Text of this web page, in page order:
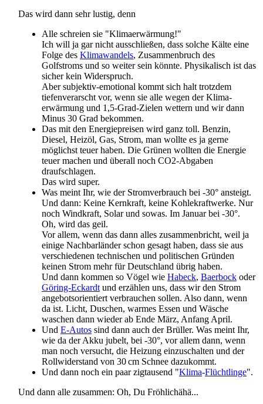
Das wird dann sehr lustig, denn
Alle schreien sie "Klimaerwärmung!"
Ich will ja gar nicht ausschließen, dass solche Kälte eine
Folge des Klimawandels, Zusammenbruch des
Golfstroms und so weiter sein könnte. Physikalisch ist das
sicher kein Widerspruch.
Aber subjektiv-emotional kommt sich halt trotzdem
tiefenverarscht vor, wenn sie alle wegen der Klima­
erwärmung und 1,5-Grad-Zielen wettern und wir dann
Minus 30 Grad bekommen.
Das mit den Energie­preisen wird ganz toll. Benzin,
Diesel, Heizöl, Gas, Strom, man wollte es ja gerne
möglichst teuer haben. Die Grünen wollten die Energie
teuer machen und überall noch CO2-Abgaben
draufschlagen.
Das wird super.
Was meint Ihr, wie der Stromverbrauch bei -30° ansteigt.
Und dann: Keine Kernkraft, keine Kohlekraftwerke. Nur
noch Windkraft, Solar und sowas. Im Januar bei -30°.
Oh, wird das geil.
Vor allem, wenn das dann alles zusammenbricht, weil ja
einige Nachbar­länder schon gesagt haben, dass sie aus
verschiedenen technischen und politischen Gründen
keinen Strom mehr für Deutschland übrig haben.
Und dann kommen so Vögel wie Habeck, Baerbock oder
Göring-Eckardtund erzählen uns, dass wir den Strom
angebots­orientiert verbrauchen sollen. Also dann, wenn
da ist. Licht, Duschen, warmes Essen und Wäsche
waschen dann wieder ab Ende März, Anfang April.
Und E-Autos sind dann auch der Brüller. Was meint Ihr,
wie da der Akku jubelt, bei -30°, vor allem dann, wenn
man noch versucht, die Heizung einzuschalten und der
Rollwiderstand von 30 cm Schnee dazukommt.
Und dann noch ein paar zigtausend "Klima-Flüchtlinge".
Und dann alle zusammen: Oh, Du Fröhlichähä...